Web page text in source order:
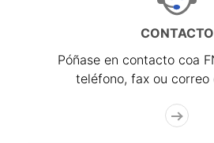
CONTACTO
Póñase en contacto coa
teléfono, fax ou correo